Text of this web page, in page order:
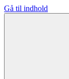
Gå til indhold